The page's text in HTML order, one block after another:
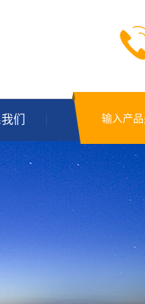
们